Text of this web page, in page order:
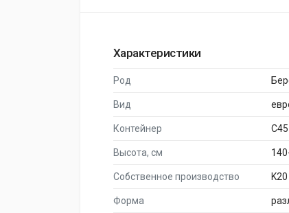
Характеристики
Род
Вид
Контейнер C45
Высота, см
Собственное производство K20
Форма